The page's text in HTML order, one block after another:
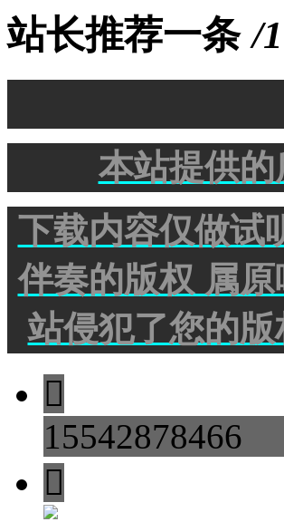
站长推荐 /1
本站提供
下载内容仅做试
伴奏的版权 属
站侵犯了您的

15542878466
